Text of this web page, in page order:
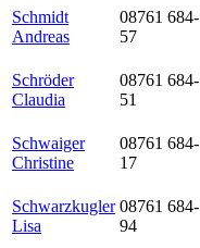
Schmidt
Andreas
08761 684-
57
Schröder
Claudia
08761 684-
51
Schwaiger
Christine
08761 684-
17
Schwarzkugler
Lisa
08761 684-
94